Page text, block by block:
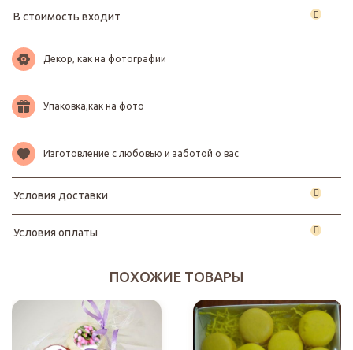
В стоимость входит
Декор, как на фотографии
Упаковка,как на фото
Изготовление с любовью и заботой о вас
Условия доставки
Условия оплаты
ПОХОЖИЕ ТОВАРЫ